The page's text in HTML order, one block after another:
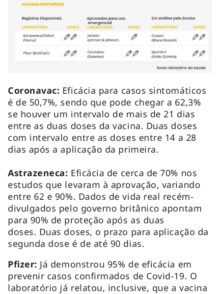
Coronavac: Eficácia para casos sintomáticos
é de 50,7%, sendo que pode chegar a 62,3%
se houver um intervalo de mais de 21 dias
entre as duas doses da vacina. Duas doses
com intervalo entre as doses entre 14 a 28
dias após a aplicação da primeira.
Astrazeneca: Eficácia de cerca de 70% nos
estudos que levaram à aprovação, variando
entre 62 e 90%. Dados de vida real recém-
divulgados pelo governo britânico apontam
para 90% de proteção após as duas
doses. Duas doses, o prazo para aplicação da
segunda dose é de até 90 dias.
Pfizer: Já demonstrou 95% de eficácia em
prevenir casos confirmados de Covid-19. O
laboratório já relatou, inclusive, que a vacina